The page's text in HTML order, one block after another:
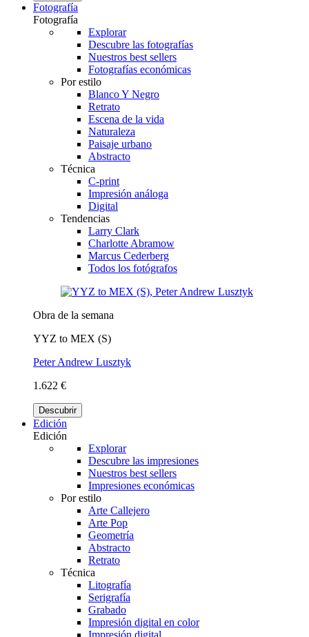
Fotografía
Fotografía
Explorar
Descubre las fotografías
Nuestros best sellers
Fotografías económicas
Por estilo
Blanco Y Negro
Retrato
Escena de la vida
Naturaleza
Paisaje urbano
Abstracto
Técnica
C-print
Impresión análoga
Digital
Tendencias
Larry Clark
Charlotte Abramow
Marcus Cederberg
Todos los fotógrafos
Obra de la semana
YYZ to MEX (S)
Peter Andrew Lusztyk
1.622 €
Descubrir
Edición
Edición
Explorar
Descubre las impresiones
Nuestros best sellers
Impresiones económicas
Por estilo
Arte Callejero
Arte Pop
Geometría
Abstracto
Retrato
Técnica
Litografía
Serigrafía
Grabado
Impresión digital en color
Impresión digital